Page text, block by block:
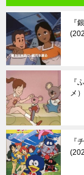
『
『
メ）
『